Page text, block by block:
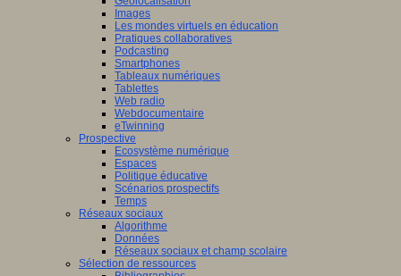
Images
Les mondes virtuels en éducation
Pratiques collaboratives
Podcasting
Smartphones
Tableaux numériques
Tablettes
Web radio
Webdocumentaire
eTwinning
Prospective
Ecosystème numérique
Espaces
Politique éducative
Scénarios prospectifs
Temps
Réseaux sociaux
Algorithme
Données
Réseaux sociaux et champ scolaire
Sélection de ressources